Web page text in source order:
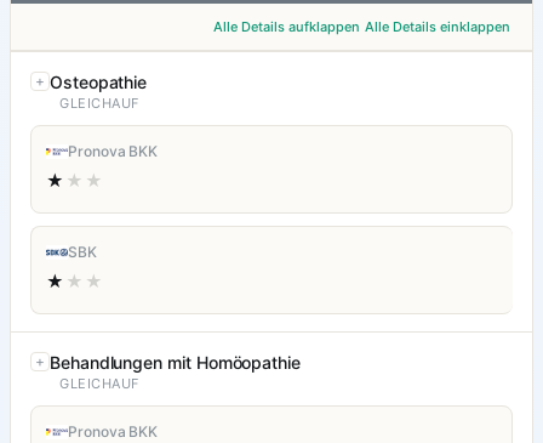
Alle Details aufklappen Alle Details einklappen
Osteopathie
GLEICHAUF
Pronova BKK
★ ★★
SBK
★ ★★
Behandlungen mit Homöopathie
GLEICHAUF
Pronova BKK